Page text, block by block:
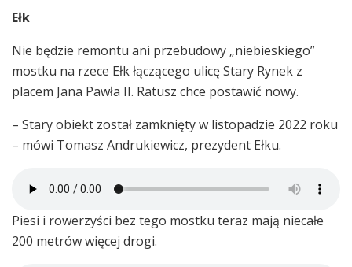
Ełk
Nie będzie remontu ani przebudowy „niebieskiego”
mostku na rzece Ełk łączącego ulicę Stary Rynek z
placem Jana Pawła II. Ratusz chce postawić nowy.
– Stary obiekt został zamknięty w listopadzie 2022 roku
– mówi Tomasz Andrukiewicz, prezydent Ełku.
Piesi i rowerzyści bez tego mostku teraz mają niecałe
200 metrów więcej drogi.